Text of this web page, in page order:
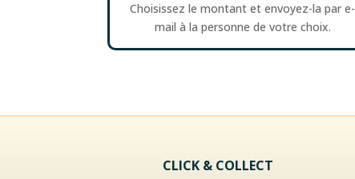
Choisissez le montant et envoyez-la par e-
mail à la personne de votre choix.
CLICK & COLLECT